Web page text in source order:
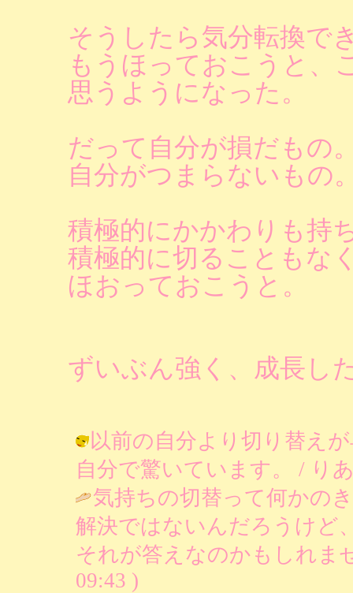
そうしたら気分転換で
もうほっておこうと、
思うようになった。
だって自分が損だもの
自分がつまらないもの
積極的にかかわりも持
積極的に切ることもな
ほおっておこうと。
ずいぶん強く、成長し
以前の自分より切り替え
自分で驚いています。 / り
気持ちの切替って何かの
解決ではないんだろうけど
それが答えなのかもしれま
09:43 )